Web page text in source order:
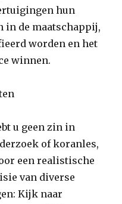
hun
in de maatschappij,
worden en het
winnen.
u geen zin in
of koranles,
een realistische
van diverse
Kijk naar